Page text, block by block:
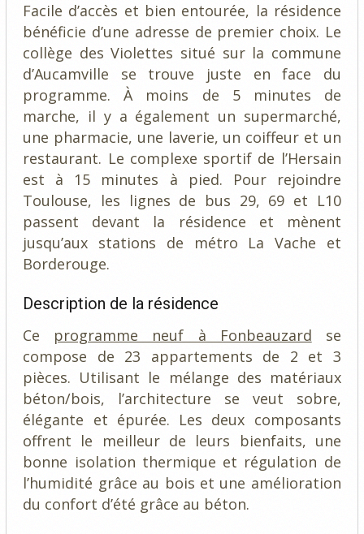
Facile d’accès et bien entourée, la résidence
bénéficie d’une adresse de premier choix. Le
collège des Violettes situé sur la commune
d’Aucamville se trouve juste en face du
programme. À moins de 5 minutes de
marche, il y a également un supermarché,
une pharmacie, une laverie, un coiffeur et un
restaurant. Le complexe sportif de l’Hersain
est à 15 minutes à pied. Pour rejoindre
Toulouse, les lignes de bus 29, 69 et L10
passent devant la résidence et mènent
jusqu’aux stations de métro La Vache et
Borderouge.
Description de la résidence
Ce programme neuf à Fonbeauzard se
compose de 23 appartements de 2 et 3
pièces. Utilisant le mélange des matériaux
béton/bois, l’architecture se veut sobre,
élégante et épurée. Les deux composants
offrent le meilleur de leurs bienfaits, une
bonne isolation thermique et régulation de
l’humidité grâce au bois et une amélioration
du confort d’été grâce au béton.